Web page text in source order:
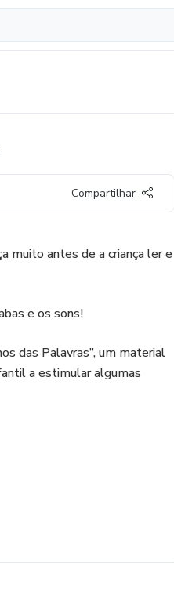
Compartilhar
muito antes de a criança ler e
e os sons!
das Palavras”, um material
a estimular algumas